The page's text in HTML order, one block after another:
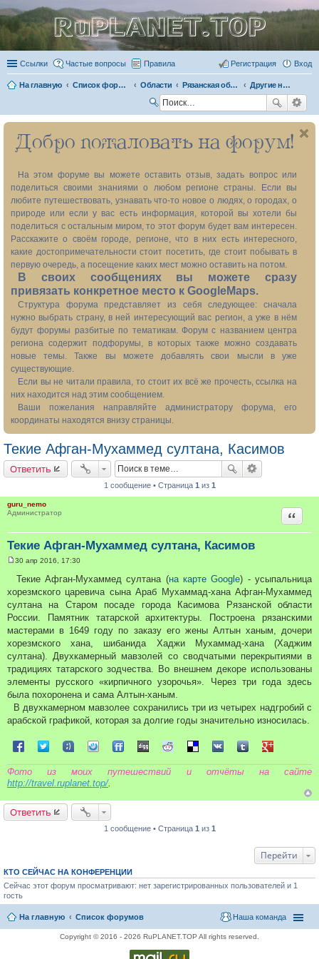
RuPLANET.TOP
Ссылки Частые вопросы Правила Вход
Регистрация
На главную Список форумов Области Рязанская область 62 Другие населённые пункты
ск
Добро пожаловать на форум!
На этом форуме вы можете оставить отзыв, задать вопрос или
поделиться своими знаниями о любом регионе страны. Если вы
любите путешествовать, узнавать что-то новое о людях, о городах, о
природе или если у вас есть информация, которой вы хотели бы
поделиться с остальным миром, то этот форум будет вам интересен.
Расскажите о своём городе, регионе, что в них есть интересного,
какие достопримечательности стоит посетить, где стоит побывать в
первую очередь, а посещение каких мест можно оставить на потом.
В своих сообщениях вы можете сразу
привязать конкретное место к GoogleMaps.
Структура форума представляет из себя следующее: сначала
нужно выбрать страну, в ней интересующий вас регион, а уже в нём
будут форумы разбитые по тематикам. Форум с названием центра
региона содержит подфорумы, в которых также можно создавать
новые темы. Также вы можете добавлять свои мысли в уже
существующие.
Если вы не читали правила, то стоит их всё же прочесть, ссылка на
них находится над этим сообщением.
Ваши пожелания направляйте администратору форума, его
координаты находятся внизу страницы.
Текие Афган-Мухаммед султана, Касимов
Ответить
1 сообщение • Страница 1 из 1
guru_nemo
Администратор
Текие Афган-Мухаммед султана, Касимов
Цитата
о
о
б
е
н
е
30 апр 2016, 17:30
Текие Афган-Мухаммед султана (на карте Google) - усыпальница
хорезмского царевича сына Араб Мухаммад-хана Афган-Мухаммед
султана на Старом посаде города Касимова Рязанской области
России. Памятник татарской архитектуры. Построена рязанскими
мастерами в 1649 году по заказу его жены Алтын ханым, дочери
хорезмского хана, шибанида Хаджи Мухаммад-хана (Хаджим
султана). Двухкамерный мавзолей со сводчатыми перекрытиями в
традициях татарского зодчества. Во внешнем декоре использованы
элементы русского «кирпичного узорочья». Через три года здесь
была похоронена и сама Алтын-ханым.
В двухкамерном мавзолее сохранились три из четырех надгробий с
арабской графикой, которая за долгие годы значительно износилась.
Поделиться в Facebook
Поделиться в Twitter
Поделиться в Tuenti
Поделиться в Sonico
Поделиться в FriendFeed
Поделиться в Digg
Поделиться в Reddit
Поделиться в Delicious
Поделиться в VK
Поделиться в
Поделиться
Фото из моих путешествий и отчёты на сайте
http://travel.ruplanet.top/.
Ответить
1 сообщение • Страница 1 из 1
Перейти
КТО СЕЙЧАС НА КОНФЕРЕНЦИИ
Сейчас этот форум просматривают: нет зарегистрированных пользователей и 1
гость
На главную Список форумов Наша команда
Copyright © 2016 - 2026 RuPLANET.TOP All rights reserved.